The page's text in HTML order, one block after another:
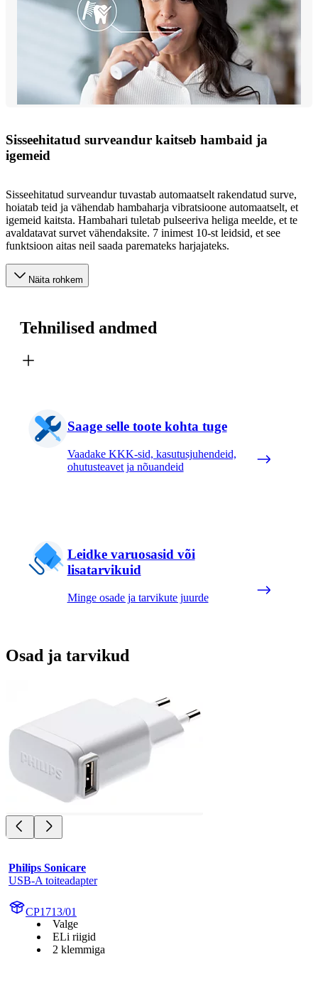
Sisseehitatud surveandur kaitseb hambaid ja
igemeid
Sisseehitatud surveandur tuvastab automaatselt rakendatud surve,
hoiatab teid ja vähendab hambaharja vibratsioone automaatselt, et
igemeid kaitsta. Hambahari tuletab pulseeriva heliga meelde, et te
avaldatavat survet vähendaksite. 7 inimest 10-st leidsid, et see
funktsioon aitas neil saada paremateks harjajateks.
Näita rohkem
Tehnilised andmed
Saage selle toote kohta tuge
Vaadake KKK-sid, kasutusjuhendeid,
ohutusteavet ja nõuandeid
Leidke varuosasid või
lisatarvikuid
Minge osade ja tarvikute juurde
Osad ja tarvikud
Philips Sonicare
USB-A toiteadapter
CP1713/01
Valge
ELi riigid
2 klemmiga